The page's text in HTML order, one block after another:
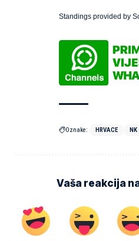
Standings provided by
Oznake: HRVACE
Vaša reakcija